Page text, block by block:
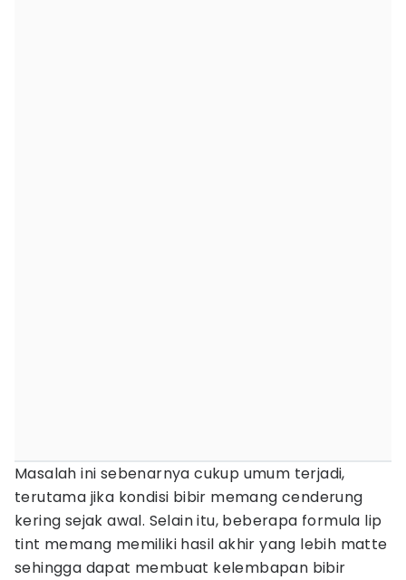
Masalah ini sebenarnya cukup umum terjadi,
terutama jika kondisi bibir memang cenderung
kering sejak awal. Selain itu, beberapa formula lip
tint memang memiliki hasil akhir yang lebih matte
sehingga dapat membuat kelembapan bibir